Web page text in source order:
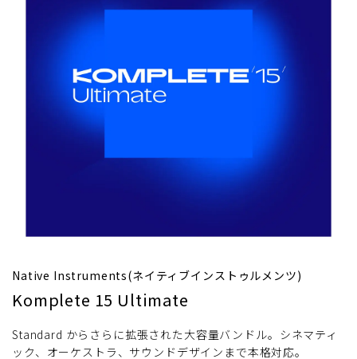
Native Instruments(ネイティブインストゥルメンツ)
Komplete 15 Ultimate
Standard からさらに拡張された大容量バンドル。シネマティ
ック、オーケストラ、サウンドデザインまで本格対応。